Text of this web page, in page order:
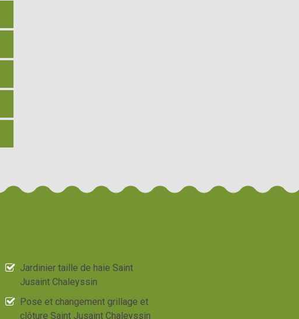
Jardinier taille de haie Saint
Jusaint Chaleyssin
Pose et changement grillage et
clôture Saint Jusaint Chaleyssin